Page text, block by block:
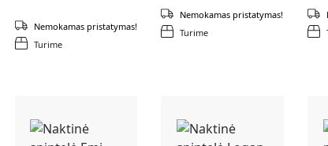
Turime
Nemokamas pristatymas!
Turime
Nemokamas pristatymas!